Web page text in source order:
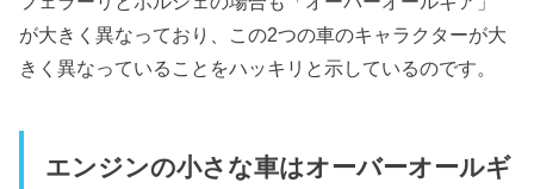
が大きく異なっており、この2つの車のキャラクターが大
きく異なっていることをハッキリと示しているのです。
エンジンの小さな車はオーバーオールギ